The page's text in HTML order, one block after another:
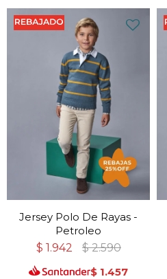
Jersey Polo De Rayas -
Petroleo
$ 1.942 $ 2.590
$ 1.457